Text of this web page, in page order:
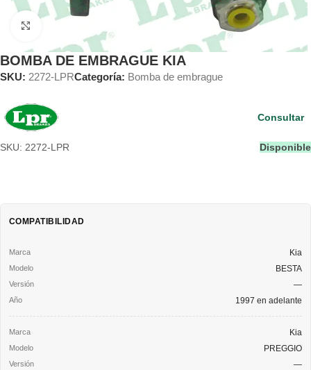
BOMBA DE EMBRAGUE KIA
SKU: 2272-LPRCategoría: Bomba de embrague
SKU: 2272-LPR Disponible
Consultar
COMPATIBILIDAD
Kia
BESTA
—
1997 en adelante
Kia
PREGGIO
—